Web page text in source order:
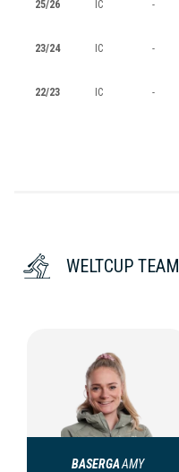
25/26 IC -
23/24 IC -
22/23 IC -
WELTCUP TEAM
BASERGAAMY